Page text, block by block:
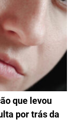
que levou
por trás da